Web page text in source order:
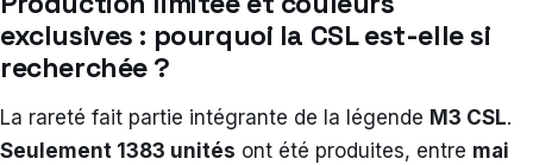
exclusives : pourquoi la CSL est-elle si
recherchée ?
La rareté fait partie intégrante de la légende M3 CSL.
Seulement 1383 unités ont été produites, entre mai